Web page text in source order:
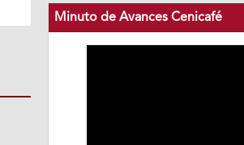
Minuto de Avances Cenicafé